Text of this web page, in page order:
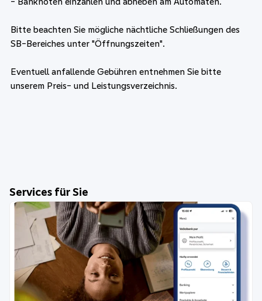
Bitte beachten Sie mögliche nächtliche Schließungen des
SB-Bereiches unter "Öffnungszeiten".
Eventuell anfallende Gebühren entnehmen Sie bitte
unserem Preis- und Leistungsverzeichnis.
Services für Sie